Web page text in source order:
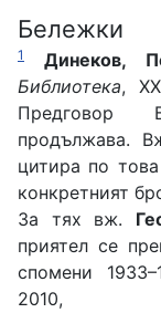
Бележки
1 Динеков,
Библиотека,
Предговор
продължава.
цитира по
конкретният
За тях вж.
приятел се
спомени
2010,